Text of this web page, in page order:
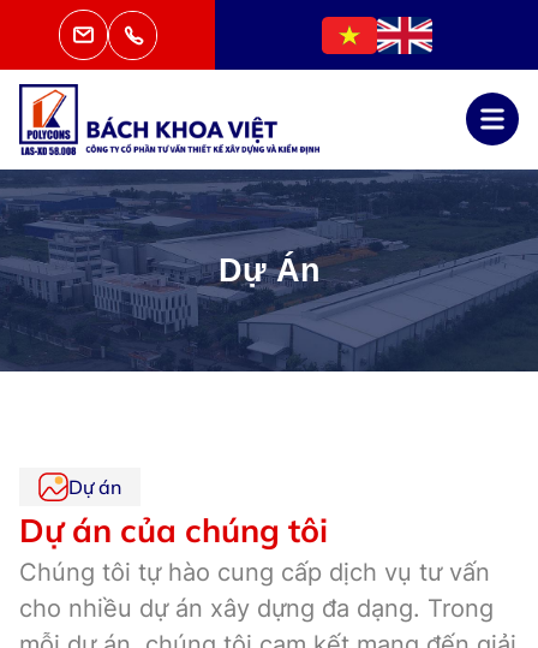
Dự Án
Dự án
Dự án của chúng tôi
Chúng tôi tự hào cung cấp dịch vụ tư vấn
cho nhiều dự án xây dựng đa dạng. Trong